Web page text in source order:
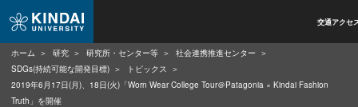
交通アクセ
ホーム 研究 研究所・センター等
社会連携推進センター
SDGs(持続可能な開発目標)
トピックス
2019年6月17日(月)、18日(火)「Worn Wear College Tour＠Patagonia × Kindai Fashion
Truth」を開催